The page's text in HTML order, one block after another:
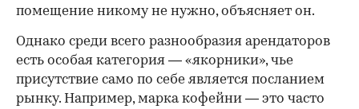
помещение никому не нужно, объясняет он.
Однако среди всего разнообразия арендаторов
есть особая категория — «якорники», чье
присутствие само по себе является посланием
рынку. Например, марка кофейни — это часто